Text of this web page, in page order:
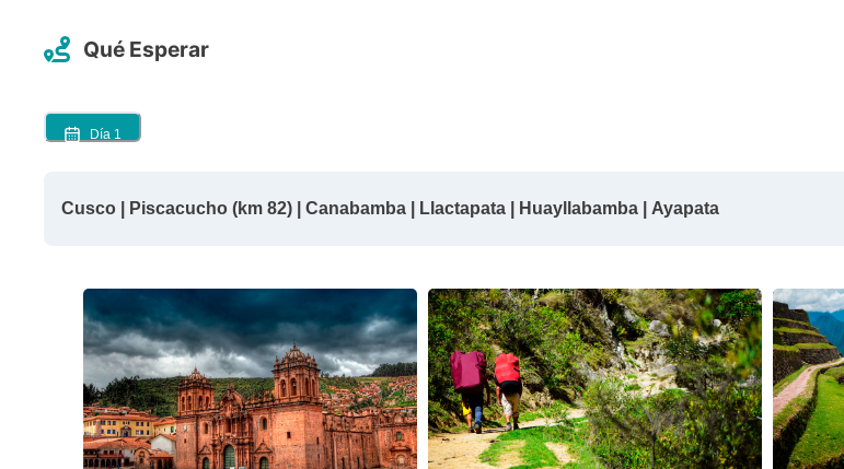
Qué Esperar
Día 1
Cusco | Piscacucho (km 82) | Canabamba | Llactapata | Huayllabamba | Ayapata